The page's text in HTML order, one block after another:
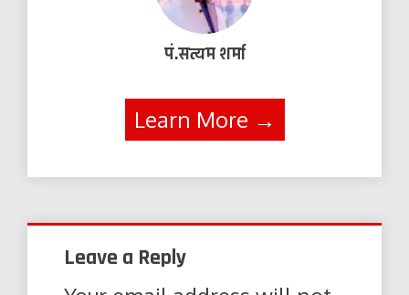
पं.सत्यम शर्मा
Learn More →
Leave a Reply